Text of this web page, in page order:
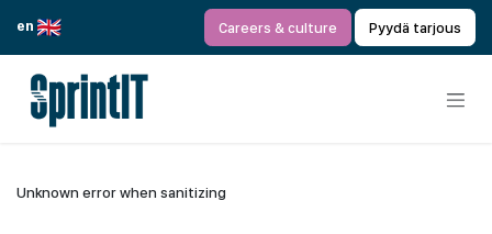
en
Careers & culture Pyydä tarjous
Unknown error when sanitizing